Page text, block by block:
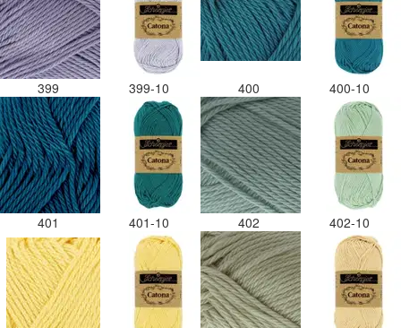
399 399-10 400 400-10
401 401-10 402 402-10